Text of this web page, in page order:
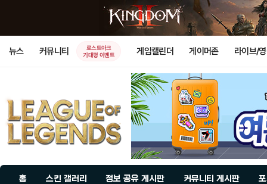
뉴스 커뮤니티
로스트아크
기대평 이벤트
게임캘린더 게이머존 라이브/
홈 스킨 갤러리 정보 공유 게시판 커뮤니티 게시판